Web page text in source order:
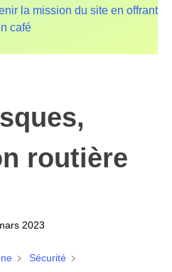
la mission du site en offrant
café
routière
2023
Sécurité